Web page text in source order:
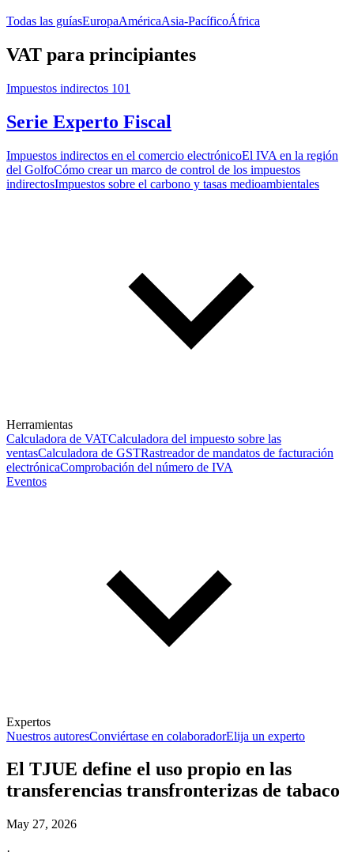
Todas las guíasEuropaAméricaAsia-PacíficoÁfrica
VAT para principiantes
Impuestos indirectos 101
Serie Experto Fiscal
Impuestos indirectos en el comercio electrónicoEl IVA en la región
del GolfoCómo crear un marco de control de los impuestos
indirectosImpuestos sobre el carbono y tasas medioambientales
Herramientas
Calculadora de VATCalculadora del impuesto sobre las
ventasCalculadora de GSTRastreador de mandatos de facturación
electrónicaComprobación del número de IVA
Eventos
Expertos
Nuestros autoresConviértase en colaboradorElija un experto
El TJUE define el uso propio en las
transferencias transfronterizas de tabaco
May 27, 2026